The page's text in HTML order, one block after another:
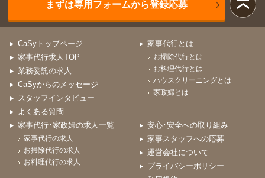
まずは専用フォームから登録応募
CaSyトップページ
家事代行求人TOP
業務委託の求人
CaSyからのメッセージ
スタッフインタビュー
よくある質問
家事代行とは
お掃除代行とは
お料理代行とは
ハウスクリーニングとは
家政婦とは
家事代行･家政婦の求人一覧
家事代行の求人
お掃除代行の求人
お料理代行の求人
安心･安全への取り組み
家事スタッフへの応募
運営会社について
プライバシーポリシー